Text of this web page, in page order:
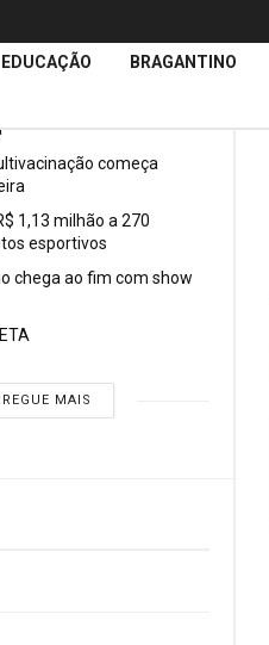
começa
1,13 milhão a 270
esportivos
chega ao fim com show
MAIS
EDUCAÇÃO BRAGANTINO